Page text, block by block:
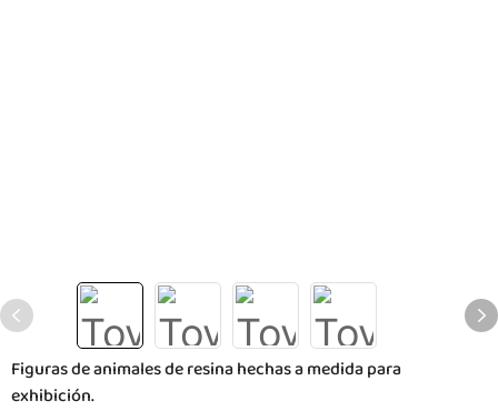
Figuras de animales de resina hechas a medida para
exhibición.